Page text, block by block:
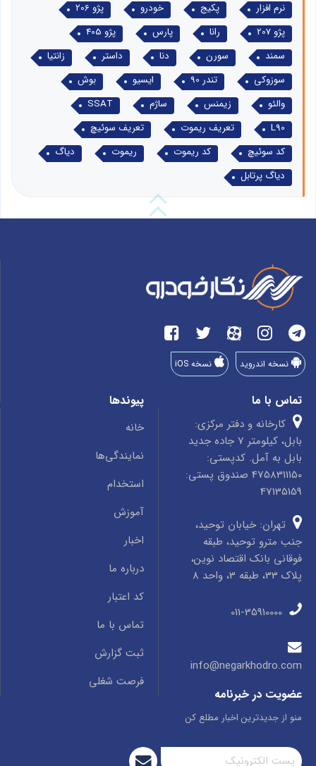
نرم افزار پکیج خودرو
پژو 206
پژو 207
رانا پارس
پژو 405
سمند
سورن دنا داستر
زانتیا
سوزوکی
تندر 90 ایسیو
بوش
والئو
زیمنس ساژم
SSAT
L90
تعریف ریموت
تعریف سوئیچ
کد سوئیچ
کد ریموت ریموت
دیاگ
دیاگ پرتابل
نسخه اندروید نسخه iOS
تماس با ما
کارخانه و دفتر مرکزی:
بابل، کیلومتر 7 جاده جدید
بابل به آمل. کدپستی:
4758311150 صندوق پستی:
47135159
تهران: خیابان توحید،
جنب مترو توحید، طبقه
فوقانی بانک اقتصاد نوین،
پلاک 33، طبقه 3، واحد 8
info@negarkhodro.com
پیوندها
خانه
نمایندگی‌ها
استخدام
آموزش
اخبار
درباره ما
کد اعتبار
تماس با ما
ثبت گزارش
فرصت شغلی
عضویت در خبرنامه
منو از جدیدترین اخبار مطلع کن